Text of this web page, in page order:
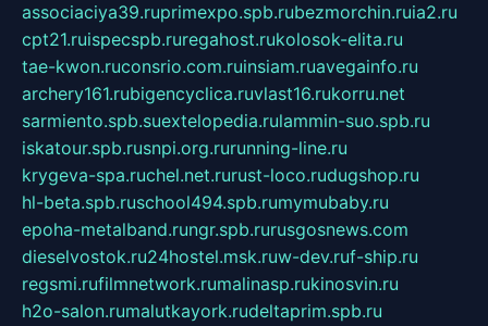
associaciya39.ruprimexpo.spb.rubezmorchin.ruia2.ru
cpt21.ruispecspb.ruregahost.rukolosok-elita.ru
tae-kwon.ruconsrio.com.ruinsiam.ruavegainfo.ru
archery161.rubigencyclica.ruvlast16.rukorru.net
sarmiento.spb.suextelopedia.rulammin-suo.spb.ru
iskatour.spb.rusnpi.org.rurunning-line.ru
krygeva-spa.ruchel.net.rurust-loco.rudugshop.ru
hl-beta.spb.ruschool494.spb.rumymubaby.ru
epoha-metalband.rungr.spb.rurusgosnews.com
dieselvostok.ru24hostel.msk.ruw-dev.ruf-ship.ru
regsmi.rufilmnetwork.rumalinasp.rukinosvin.ru
h2o-salon.rumalutkayork.rudeltaprim.spb.ru